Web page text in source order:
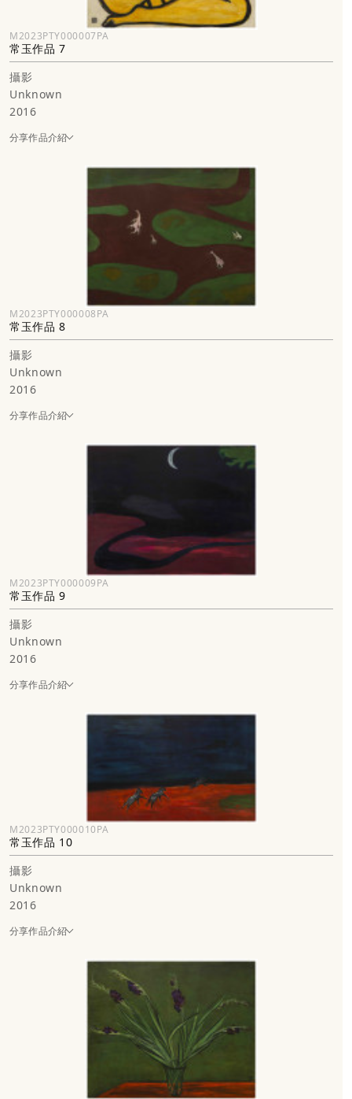
M2023PTY000007PA
常玉作品 7
攝影
Unknown
2016
分享作品介紹
M2023PTY000008PA
常玉作品 8
攝影
Unknown
2016
分享作品介紹
M2023PTY000009PA
常玉作品 9
攝影
Unknown
2016
分享作品介紹
M2023PTY000010PA
常玉作品 10
攝影
Unknown
2016
分享作品介紹